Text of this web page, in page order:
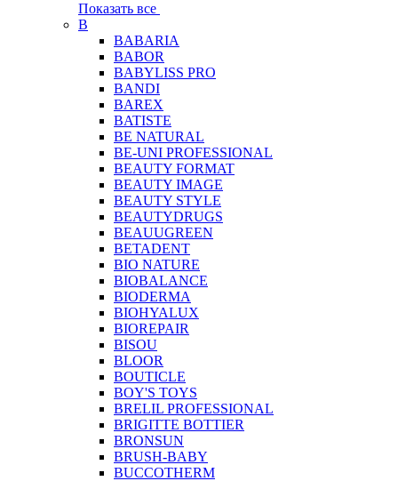
Показать все
B
BABARIA
BABOR
BABYLISS PRO
BANDI
BAREX
BATISTE
BE NATURAL
BE-UNI PROFESSIONAL
BEAUTY FORMAT
BEAUTY IMAGE
BEAUTY STYLE
BEAUTYDRUGS
BEAUUGREEN
BETADENT
BIO NATURE
BIOBALANCE
BIODERMA
BIOHYALUX
BIOREPAIR
BISOU
BLOOR
BOUTICLE
BOY'S TOYS
BRELIL PROFESSIONAL
BRIGITTE BOTTIER
BRONSUN
BRUSH-BABY
BUCCOTHERM